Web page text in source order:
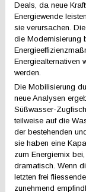
Deals, da neue
Energiewende
sie verursachen.
die Modernisierung
Energiealternativen
werden.
Die Mobilisierung
neue Analysen
Süßwasser-
teilweise auf die
der bestehenden
sie haben eine
zum Energiemix
dramatisch. Wenn
letzten frei
zunehmend